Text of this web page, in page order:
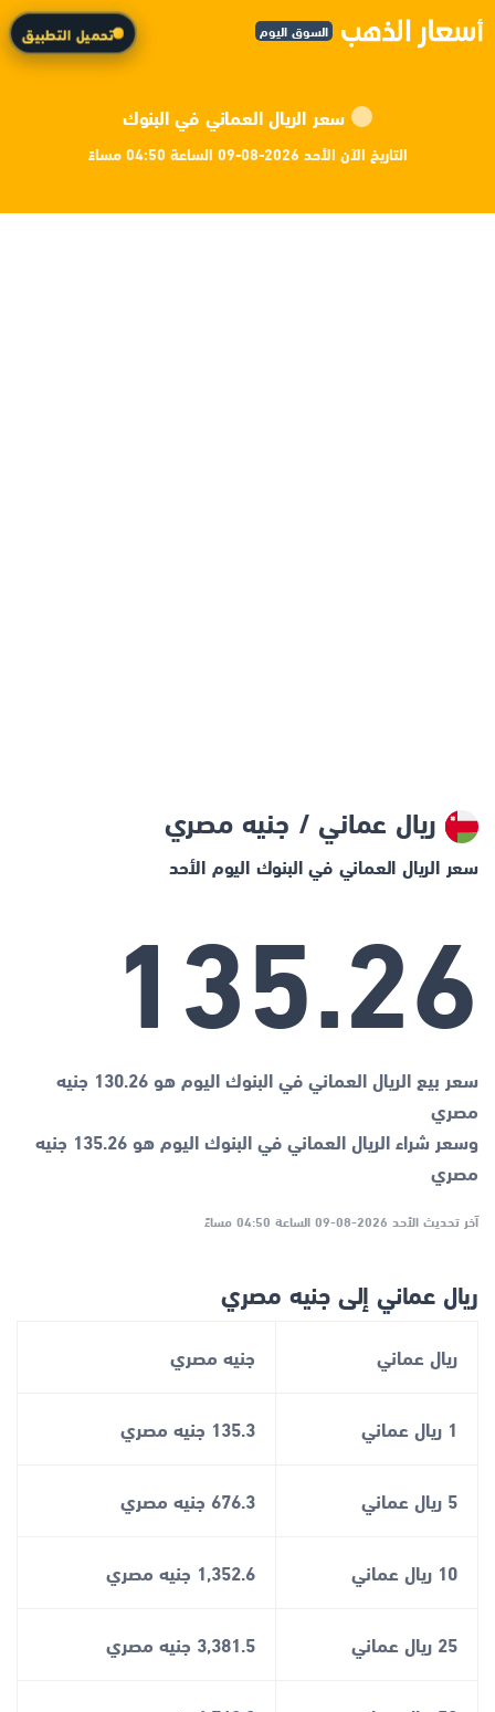
السوق اليوم تحميل التطبيق
سعر الريال العماني في البنوك
التاريخ الآن الأحد 2026-08-09 الساعة 04:50 مساءً
ريال عماني / جنيه مصري
سعر الريال العماني في البنوك اليوم الأحد
135.26
سعر بيع الريال العماني في البنوك اليوم هو 130.26 جنيه
مصري
وسعر شراء الريال العماني في البنوك اليوم هو 135.26 جنيه
مصري
آخر تحديث الأحد 2026-08-09 الساعة 04:50 مساءً
ريال عماني إلى جنيه مصري
ريال عماني جنيه مصري
1 ريال عماني 135.3 جنيه مصري
5 ريال عماني 676.3 جنيه مصري
10 ريال عماني 1,352.6 جنيه مصري
25 ريال عماني 3,381.5 جنيه مصري